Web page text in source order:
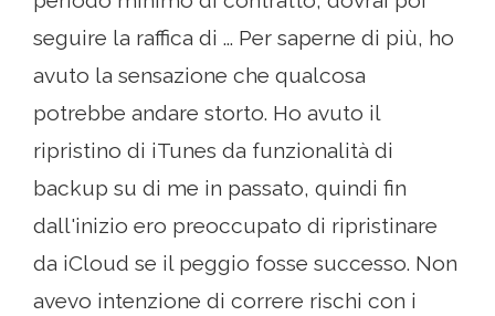
seguire la raffica di ... Per saperne di più, ho
avuto la sensazione che qualcosa
potrebbe andare storto. Ho avuto il
ripristino di iTunes da funzionalità di
backup su di me in passato, quindi fin
dall'inizio ero preoccupato di ripristinare
da iCloud se il peggio fosse successo. Non
avevo intenzione di correre rischi con i